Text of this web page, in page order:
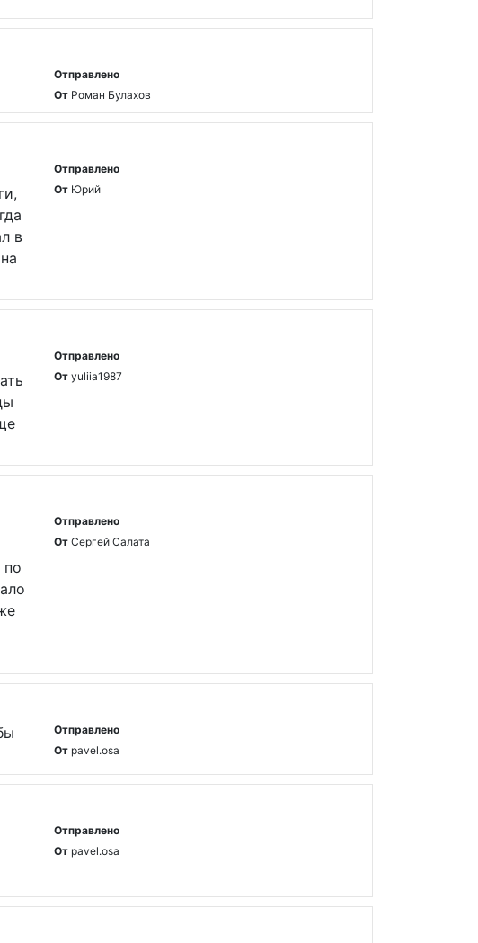
Отправлено
От Роман Булахов
в
Отправлено
От Юрий
Отправлено
От yuliia1987
по
Отправлено
От Сергей Салата
Отправлено
От pavel.osa
Отправлено
От pavel.osa